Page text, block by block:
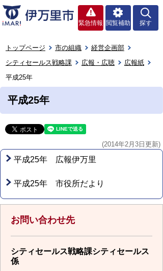
緊急情報 閲覧補助 探す
トップページ 市の組織
経営企画部
シティセールス戦略課
広報・広聴
広報紙
平成25年
平成25年
(2014年2月3日更新)
平成25年 広報伊万里
平成25年 市役所だより
お問い合わせ先
シティセールス戦略課シティセールス
係